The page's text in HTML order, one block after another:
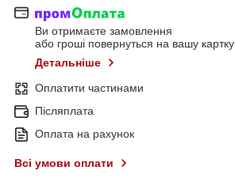
Ви отримаєте замовлення
або гроші повернуться на вашу картку
Детальніше
Оплатити частинами
Післяплата
Оплата на рахунок
Всі умови оплати